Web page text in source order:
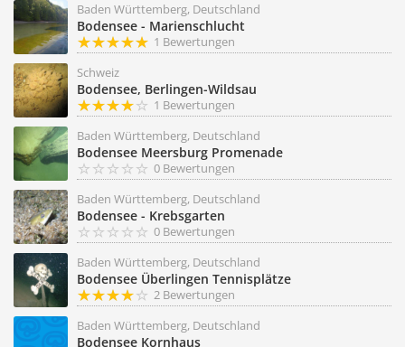
Baden Württemberg, Deutschland
Bodensee - Marienschlucht
1 Bewertungen
Schweiz
Bodensee, Berlingen-Wildsau
1 Bewertungen
Baden Württemberg, Deutschland
Bodensee Meersburg Promenade
0 Bewertungen
Baden Württemberg, Deutschland
Bodensee - Krebsgarten
0 Bewertungen
Baden Württemberg, Deutschland
Bodensee Überlingen Tennisplätze
2 Bewertungen
Baden Württemberg, Deutschland
Bodensee Kornhaus